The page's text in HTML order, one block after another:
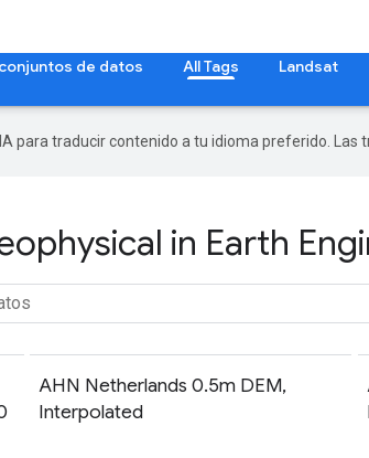
de datos All Tags Landsat
para traducir contenido a tu idioma preferido. Las
in Earth
AHN Netherlands 0.5m DEM,
Interpolated